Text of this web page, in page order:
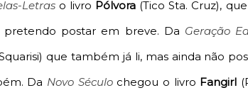
Letras o livro Pólvora (Tico Sta. Cruz),
pretendo postar em breve. Da Geração
que também já li, mas ainda não
Da Novo Século chegou o livro Fangirl